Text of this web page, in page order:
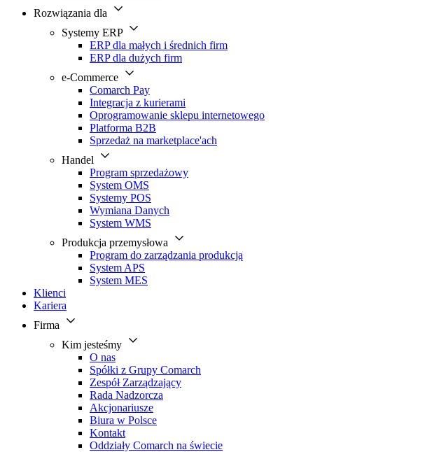
Rozwiązania dla
Systemy ERP
ERP dla małych i średnich firm
ERP dla dużych firm
e-Commerce
Comarch Pay
Integracja z kurierami
Oprogramowanie sklepu internetowego
Platforma B2B
Sprzedaż na marketplace'ach
Handel
Program sprzedażowy
System OMS
Systemy POS
Wymiana Danych
System WMS
Produkcja przemysłowa
Program do zarządzania produkcją
System APS
System MES
Klienci
Kariera
Firma
Kim jesteśmy
O nas
Spółki z Grupy Comarch
Zespół Zarządzający
Rada Nadzorcza
Akcjonariusze
Biura w Polsce
Kontakt
Oddziały Comarch na świecie